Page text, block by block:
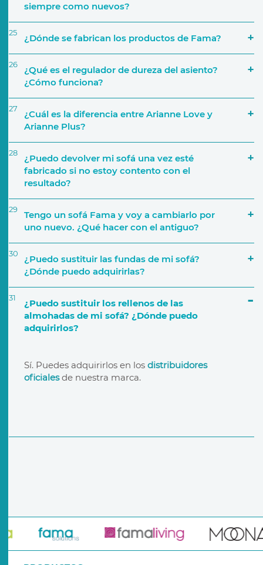
garantía de por vida
siempre como nuevos?
25 ¿Dónde se fabrican los productos de Fama?
26
¿Qué es el regulador de dureza del asiento?
¿Cómo funciona?
27
¿Cuál es la diferencia entre Arianne Love y
Arianne Plus?
28
¿Puedo devolver mi sofá una vez esté
fabricado si no estoy contento con el
resultado?
29
Tengo un sofá Fama y voy a cambiarlo por
uno nuevo. ¿Qué hacer con el antiguo?
30
¿Puedo sustituir las fundas de mi sofá?
¿Dónde puedo adquirirlas?
31
¿Puedo sustituir los rellenos de las
almohadas de mi sofá? ¿Dónde puedo
adquirirlos?
Sí. Puedes adquirirlos en los distribuidores
oficialesde nuestra marca.